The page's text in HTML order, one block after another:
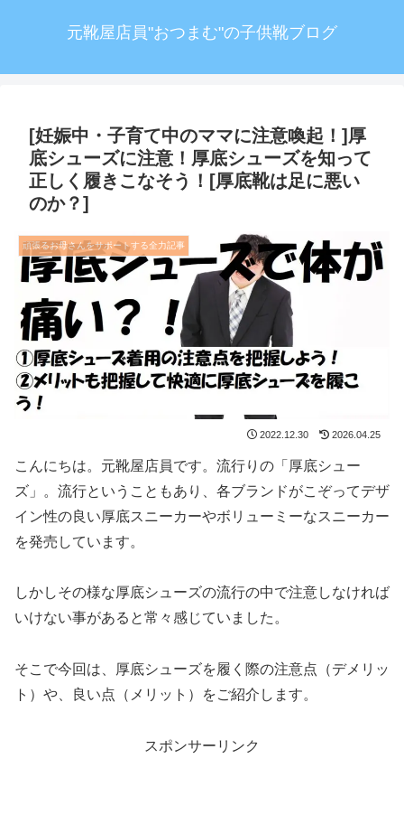
元靴屋店員"おつまむ"の子供靴ブログ
[妊娠中・子育て中のママに注意喚起！]厚
底シューズに注意！厚底シューズを知って
正しく履きこなそう！[厚底靴は足に悪い
のか？]
頑張るお母さんをサポートする全力記事
2022.12.30 2026.04.25
こんにちは。元靴屋店員です。流行りの「厚底シュー
ズ」。流行ということもあり、各ブランドがこぞってデザ
イン性の良い厚底スニーカーやボリューミーなスニーカー
を発売しています。
しかしその様な厚底シューズの流行の中で注意しなければ
いけない事があると常々感じていました。
そこで今回は、厚底シューズを履く際の注意点（デメリッ
ト）や、良い点（メリット）をご紹介します。
スポンサーリンク